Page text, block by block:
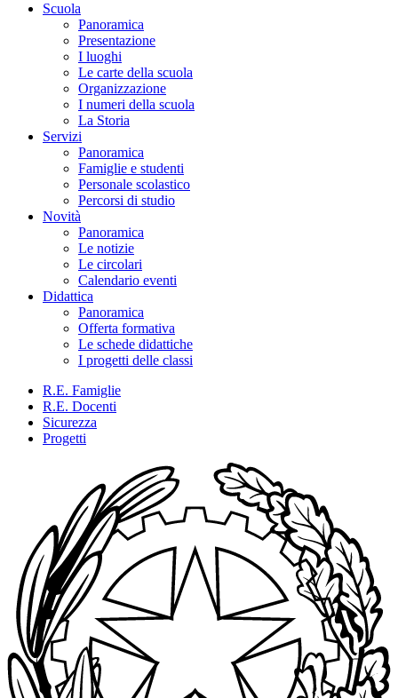
Scuola
Panoramica
Presentazione
I luoghi
Le carte della scuola
Organizzazione
I numeri della scuola
La Storia
Servizi
Panoramica
Famiglie e studenti
Personale scolastico
Percorsi di studio
Novità
Panoramica
Le notizie
Le circolari
Calendario eventi
Didattica
Panoramica
Offerta formativa
Le schede didattiche
I progetti delle classi
R.E. Famiglie
R.E. Docenti
Sicurezza
Progetti